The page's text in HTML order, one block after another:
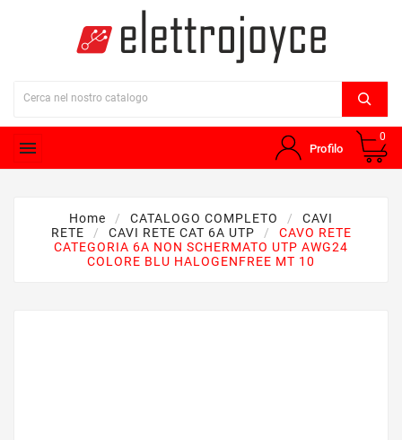
 Profilo
0
Home CATALOGO COMPLETO
CAVI
RETE
CAVI RETE CAT 6A UTP
CAVO RETE
CATEGORIA 6A NON SCHERMATO UTP AWG24
COLORE BLU HALOGENFREE MT 10